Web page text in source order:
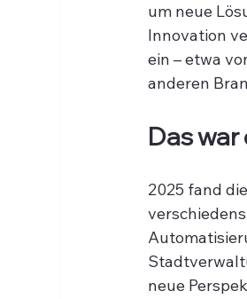
um neue
Innovation
ein – etwa
anderen
Das
2025 fand
neue